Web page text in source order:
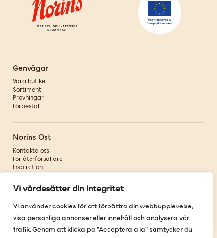
Vi värdesätter din integritet
Vi använder cookies för att förbättra din webbupplevelse,
visa personliga annonser eller innehåll och analysera vår
trafik. Genom att klicka på "Acceptera alla" samtycker du
Genvägar
Våra butiker
Sortiment
Provningar
Förbeställ
Norins Ost
Kontakta oss
För återförsäljare
Inspiration
Om oss
Följ oss
Facebook
Instagram